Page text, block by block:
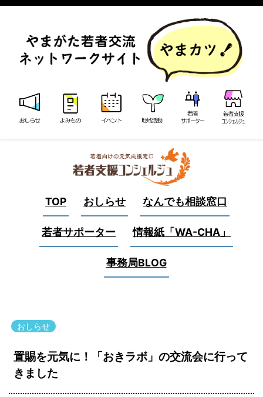
TOP おしらせ なんでも相談窓口
若者サポーター 情報紙「WA-CHA」
事務局BLOG
おしらせ
置賜を元気に！「おきラボ」の交流会に行って
きました